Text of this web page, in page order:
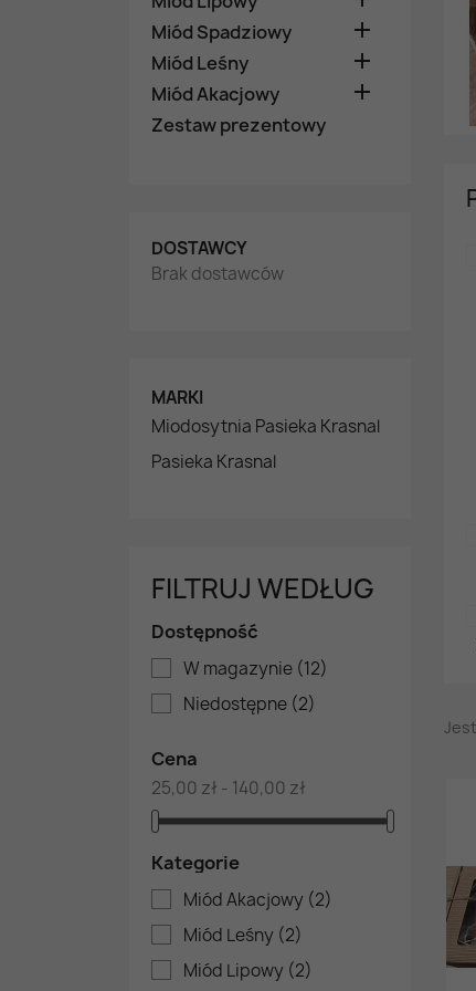
Miód Spadziowy 
Miód Leśny 
Miód Akacjowy 
Zestaw prezentowy
DOSTAWCY
Brak dostawców
MARKI
Miodosytnia Pasieka Krasnal
Pasieka Krasnal
FILTRUJ WEDŁUG
Dostępność
W magazynie (12)
Niedostępne (2)
Cena
25,00 zł - 140,00 zł
Kategorie
Miód Akacjowy (2)
Miód Leśny (2)
Miód Lipowy (2)